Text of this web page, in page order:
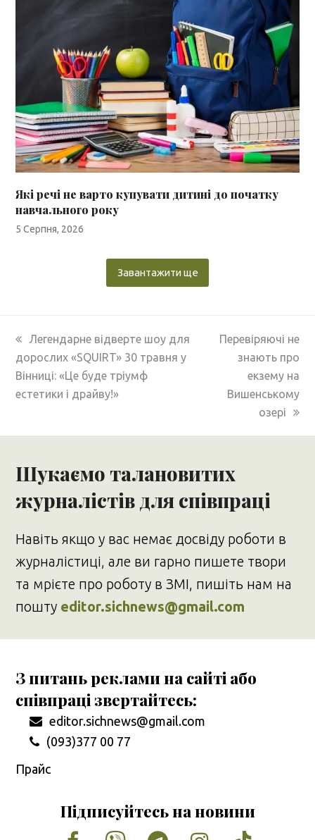
Які речі не варто купувати дитині до початку
навчального року
5 Серпня, 2026
Завантажити ще
previous
post:
Легендарне відверте шоу для
дорослих «SQUIRT» 30 травня у
Вінниці: «Це буде тріумф
естетики і драйву!»
next
post:
Перевіряючі не
знають про
екзему на
Вишенському
озері
Шукаємо талановитих
журналістів для співпраці
Навіть якщо у вас немає досвіду роботи в
журналістиці, але ви гарно пишете твори
та мрієте про роботу в ЗМІ, пишіть нам на
пошту editor.sichnews@gmail.com
З питань реклами на сайті або
співпраці звертайтесь:
editor.sichnews@gmail.com
(093)377 00 77
Прайс
Підписуйтесь на новини